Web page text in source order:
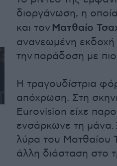
διοργάνωση, η οποία
και τον Ματθαίο
ανανεωμένη εκδοχή
την παράδοση με
Η τραγουδίστρια
απόχρωση. Στη
Eurovision είχε
ενσάρκωνε τη μάνα.
λύρα του Ματθαίου
άλλη διάσταση στο